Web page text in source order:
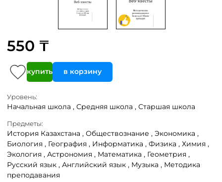
550 ₸
купить в корзину
Уровень:
Начальная школа , Средняя школа , Старшая школа
Предметы:
История Казахстана , Обществознание , Экономика ,
Биология , География , Информатика , Физика , Химия ,
Экология , Астрономия , Математика , Геометрия ,
Русский язык , Английский язык , Музыка , Методика
преподавания